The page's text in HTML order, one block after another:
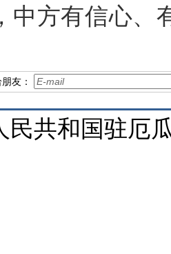
中方有信心、
友：
民共和国驻厄